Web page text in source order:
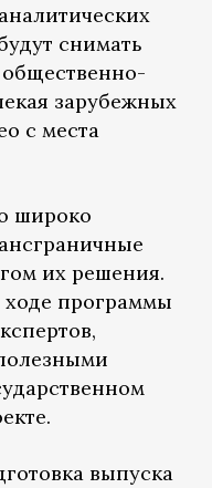
снимать
зарубежных
с места
широко
их решения.
ходе программы
выпуска